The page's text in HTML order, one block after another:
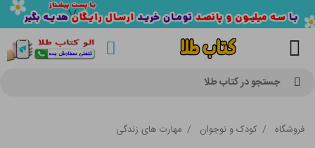
جستجو در کتاب طلا
فروشگاه / کودک و نوجوان / مهارت های زندگی